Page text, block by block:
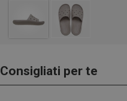
Consigliati per te